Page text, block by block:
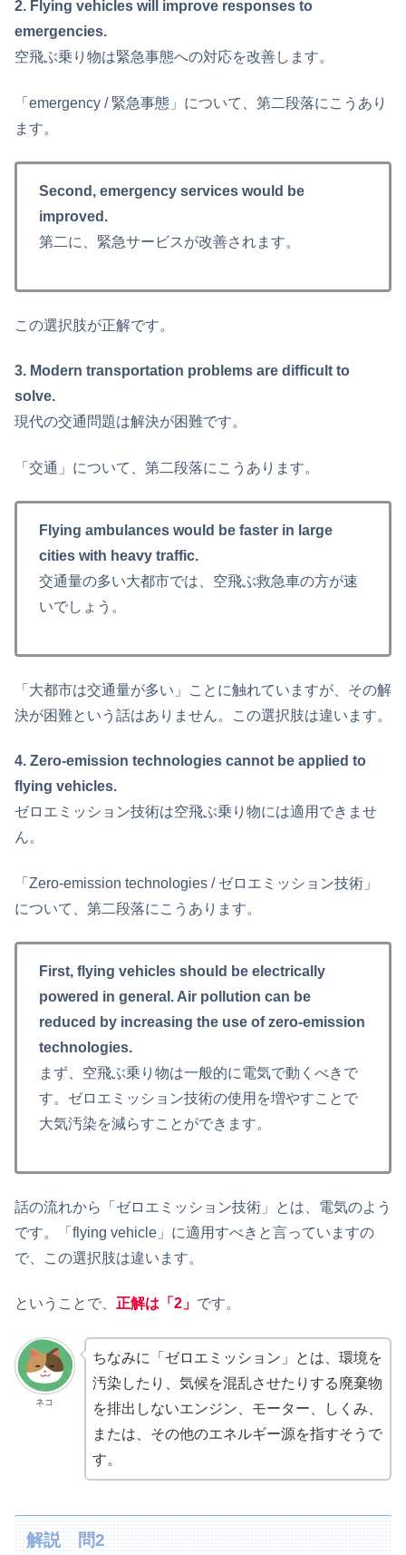
2. Flying vehicles will improve responses to
emergencies.
空飛ぶ乗り物は緊急事態への対応を改善します。
「emergency / 緊急事態」について、第二段落にこうあり
ます。
Second, emergency services would be
improved.
第二に、緊急サービスが改善されます。
この選択肢が正解です。
3. Modern transportation problems are difficult to
solve.
現代の交通問題は解決が困難です。
「交通」について、第二段落にこうあります。
Flying ambulances would be faster in large
cities with heavy traffic.
交通量の多い大都市では、空飛ぶ救急車の方が速
いでしょう。
「大都市は交通量が多い」ことに触れていますが、その解
決が困難という話はありません。この選択肢は違います。
4. Zero-emission technologies cannot be applied to
flying vehicles.
ゼロエミッション技術は空飛ぶ乗り物には適用できませ
ん。
「Zero-emission technologies / ゼロエミッション技術」
について、第二段落にこうあります。
First, flying vehicles should be electrically
powered in general. Air pollution can be
reduced by increasing the use of zero-emission
technologies.
まず、空飛ぶ乗り物は一般的に電気で動くべきで
す。ゼロエミッション技術の使用を増やすことで
大気汚染を減らすことができます。
話の流れから「ゼロエミッション技術」とは、電気のよう
です。「flying vehicle」に適用すべきと言っていますの
で、この選択肢は違います。
ということで、 正解は「2」 です。
ネコ
ちなみに「ゼロエミッション」とは、環境を
汚染したり、気候を混乱させたりする廃棄物
を排出しないエンジン、モーター、しくみ、
または、その他のエネルギー源を指すそうで
す。
解説 問2